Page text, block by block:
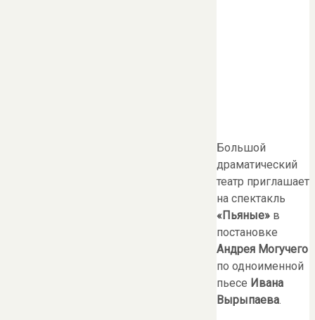
Большой
драматический
театр приглашает
на спектакль
«Пьяные» в
постановке
Андрея Могучего
по одноименной
пьесе Ивана
Вырыпаева.